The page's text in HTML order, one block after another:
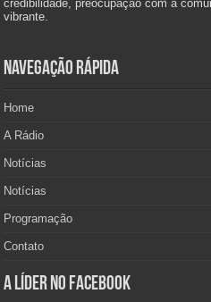
credibilidade, preocupação com a
vibrante.
Navegação Rápida
Home
A Rádio
Notícias
Notícias
Programação
Contato
A Líder no Facebook